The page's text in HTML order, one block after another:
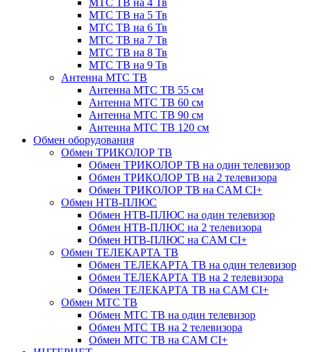
МТС ТВ на 4 Тв
МТС ТВ на 5 Тв
МТС ТВ на 6 Тв
МТС ТВ на 7 Тв
МТС ТВ на 8 Тв
МТС ТВ на 9 Тв
Антенна МТС ТВ
Антенна МТС ТВ 55 см
Антенна МТС ТВ 60 см
Антенна МТС ТВ 90 см
Антенна МТС ТВ 120 см
Обмен оборудования
Обмен ТРИКОЛОР ТВ
Обмен ТРИКОЛОР ТВ на один телевизор
Обмен ТРИКОЛОР ТВ на 2 телевизора
Обмен ТРИКОЛОР ТВ на CAM CI+
Обмен НТВ-ПЛЮС
Обмен НТВ-ПЛЮС на один телевизор
Обмен НТВ-ПЛЮС на 2 телевизора
Обмен НТВ-ПЛЮС на CAM CI+
Обмен ТЕЛЕКАРТА ТВ
Обмен ТЕЛЕКАРТА ТВ на один телевизор
Обмен ТЕЛЕКАРТА ТВ на 2 телевизора
Обмен ТЕЛЕКАРТА ТВ на CAM CI+
Обмен МТС ТВ
Обмен МТС ТВ на один телевизор
Обмен МТС ТВ на 2 телевизора
Обмен МТС ТВ на CAM CI+